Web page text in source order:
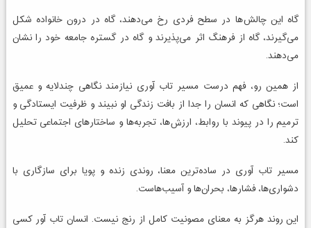
گاه این چالش‌ها در سطح فردی رخ می‌دهند، گاه در درون خانواده شکل
می‌گیرند، گاه از فرهنگ اثر می‌پذیرند و گاه در گستره جامعه خود را نشان
می‌دهند.
از همین رو، فهم درست مسیر تاب آوری نیازمند نگاهی چندلایه و عمیق
است؛ نگاهی که انسان را جدا از بافت زندگی او نبیند و ظرفیت ایستادگی و
ترمیم را در پیوند با روابط، ارزش‌ها، تجربه‌ها و ساختارهای اجتماعی تحلیل
کند.
مسیر تاب آوری در ساده‌ترین معنا، روندی زنده و پویا برای سازگاری با
دشواری‌ها، فشارها، بحران‌ها و آسیب‌هاست.
این روند هرگز به معنای مصونیت کامل از رنج نیست. انسان تاب آور کسی